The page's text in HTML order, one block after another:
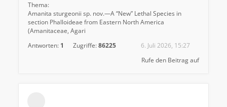
Thema:
Amanita sturgeonii sp. nov.—A “New” Lethal Species in
section Phalloideae from Eastern North America
(Amanitaceae, Agari
Antworten: 1 Zugriffe:86225
6. Juli 2026, 15:27
Rufe den Beitrag auf